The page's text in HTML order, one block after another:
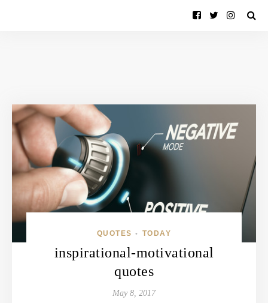
QUOTES • TODAY
inspirational-motivational
quotes
May 8, 2017